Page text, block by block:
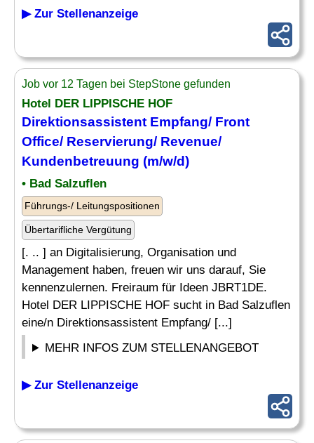
▶ Zur Stellenanzeige
Job vor 12 Tagen bei StepStone gefunden
Hotel DER LIPPISCHE HOF
Direktionsassistent Empfang/ Front
Office/ Reservierung/ Revenue/
Kundenbetreuung (m/w/d)
• Bad Salzuflen
Führungs-/ Leitungspositionen
Übertarifliche Vergütung
[. .. ] an Digitalisierung, Organisation und
Management haben, freuen wir uns darauf, Sie
kennenzulernen. Freiraum für Ideen JBRT1DE.
Hotel DER LIPPISCHE HOF sucht in Bad Salzuflen
eine/n Direktionsassistent Empfang/ [...]
MEHR INFOS ZUM STELLENANGEBOT
▶ Zur Stellenanzeige